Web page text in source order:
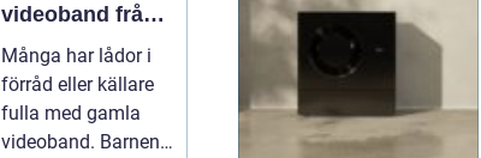
videoband från
vhs till usb
Många har lådor i
förråd eller källare
fulla med gamla
videoband. Barnens